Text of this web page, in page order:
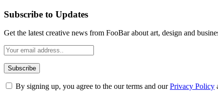
Subscribe to Updates
Get the latest creative news from FooBar about art, design and
By signing up, you agree to the our terms and ourPrivacy Policy